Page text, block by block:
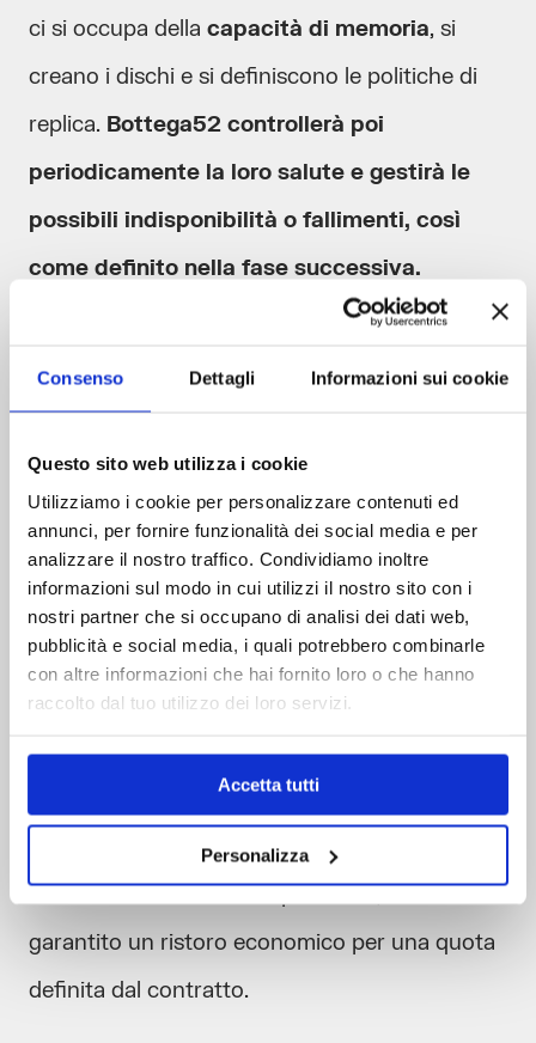
Consenso Dettagli Informazioni sui cookie
Questo sito web utilizza i cookie
Utilizziamo i cookie per personalizzare contenuti ed
annunci, per fornire funzionalità dei social media e per
analizzare il nostro traffico. Condividiamo inoltre
informazioni sul modo in cui utilizzi il nostro sito con i
nostri partner che si occupano di analisi dei dati web,
pubblicità e social media, i quali potrebbero combinarle
con altre informazioni che hai fornito loro o che hanno
raccolto dal tuo utilizzo dei loro servizi.
Accetta tutti
Personalizza
ci si occupa della capacità di memoria, si
creano i dischi e si definiscono le politiche di
replica. Bottega52 controllerà poi
periodicamente la loro salute e gestirà le
possibili indisponibilità o fallimenti, così
come definito nella fase successiva.
l’insieme dei servizi che hanno come
oggetto le Infrastrutture Cloud.
Dei singoli servizi vengono definiti i livelli di
servizio(SLA) come, per esempio, il calendario
delle disponibilità per l’assistenza o i tempi di
reazione a una dato tipo di richiesta. Infine,per
ogni livello di servizio sono
: per esempio, nel caso in cui non vi
sia un intervento nei tempi stabiliti, viene
garantito un ristoro economico per una quota
definita dal contratto.